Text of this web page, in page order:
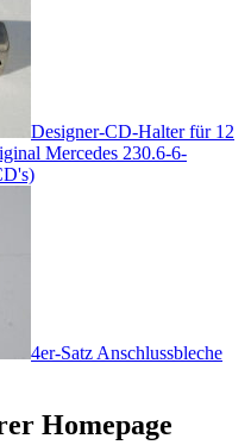
Designer-CD-Halter für 12
Mercedes 230.6-6-
4er-Satz Anschlussbleche
Homepage